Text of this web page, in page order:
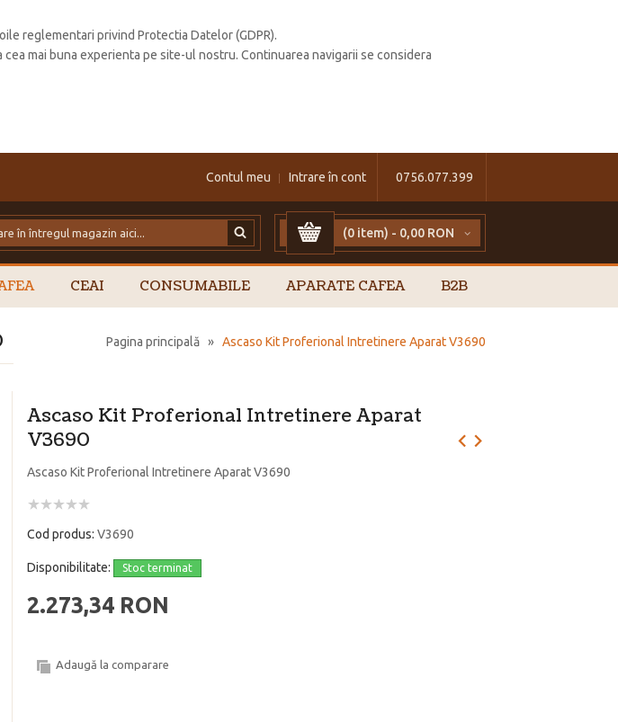
reglementari privind Protectia Datelor (GDPR).
mai buna experienta pe site-ul nostru. Continuarea navigarii se considera
0756.077.399
Contul meu Intrare în cont
(0 item) - 0,00 RON
CEAI CONSUMABILE APARATE CAFEA B2B
Pagina principală » Ascaso Kit Proferional Intretinere Aparat V3690
Ascaso Kit Proferional Intretinere Aparat
V3690
Ascaso Kit Proferional Intretinere Aparat V3690
Cod produs: V3690
Disponibilitate: Stoc terminat
2.273,34 RON
Adaugă la comparare